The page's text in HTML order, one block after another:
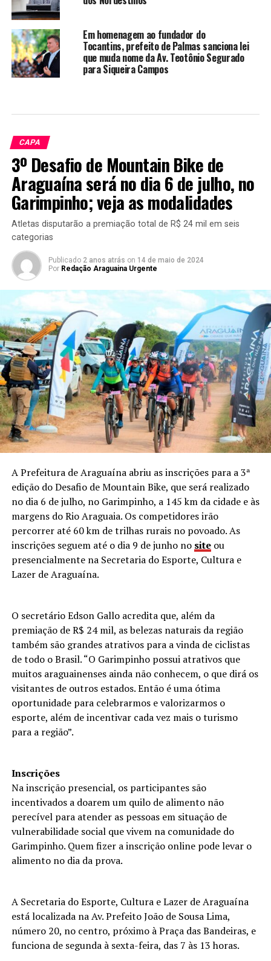
Em homenagem ao fundador do
Tocantins, prefeito de Palmas sanciona lei
que muda nome da Av. Teotônio Segurado
para Siqueira Campos
CAPA
3º Desafio de Mountain Bike de
Araguaína será no dia 6 de julho, no
Garimpinho; veja as modalidades
Atletas disputarão a premiação total de R$ 24 mil em seis
categorias
Publicado 2 anos atrás on 14 de maio de 2024
Por Redação Araguaina Urgente
A Prefeitura de Araguaína abriu as inscrições para a 3ª
edição do Desafio de Mountain Bike, que será realizado
no dia 6 de julho, no Garimpinho, a 145 km da cidade e às
margens do Rio Araguaia. Os competidores irão
percorrer até 60 km de trilhas rurais no povoado. As
inscrições seguem até o dia 9 de junho no site ou
presencialmente na Secretaria do Esporte, Cultura e
Lazer de Araguaína.
O secretário Edson Gallo acredita que, além da
premiação de R$ 24 mil, as belezas naturais da região
também são grandes atrativos para a vinda de ciclistas
de todo o Brasil. “O Garimpinho possui atrativos que
muitos araguainenses ainda não conhecem, o que dirá os
visitantes de outros estados. Então é uma ótima
oportunidade para celebrarmos e valorizarmos o
esporte, além de incentivar cada vez mais o turismo
para a região”.
Inscrições
Na inscrição presencial, os participantes são
incentivados a doarem um quilo de alimento não
perecível para atender as pessoas em situação de
vulnerabilidade social que vivem na comunidade do
Garimpinho. Quem fizer a inscrição online pode levar o
alimento no dia da prova.
A Secretaria do Esporte, Cultura e Lazer de Araguaína
está localizada na Av. Prefeito João de Sousa Lima,
número 20, no centro, próximo à Praça das Bandeiras, e
funciona de segunda à sexta-feira, das 7 às 13 horas.